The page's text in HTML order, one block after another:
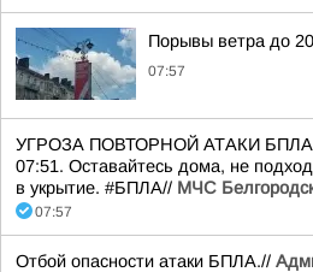
Порывы ветра до
07:57
УГРОЗА ПОВТОРНОЙ АТАКИ БПЛА
07:51. Оставайтесь дома, не
в укрытие. #БПЛА// МЧС
07:57
Отбой опасности атаки БПЛА.//